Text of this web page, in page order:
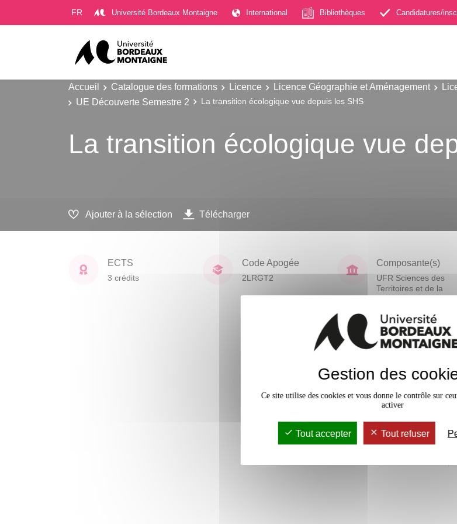
FR Université Bordeaux Montaigne International Bibliothèques Candidatures/
Accueil Catalogue des formations Licence Licence Géographie et Aménagement
UE Découverte Semestre 2
La transition écologique vue depuis les SHS
La transition écologique vue
Ajouter à la sélection Télécharger
ECTS
3 crédits
Code Apogée
2LRGT2
Composante(s)
UFR Sciences des
Territoires et de la
Communication
Gestion des
Ce site utilise des cookies et vous donne le contrôle sur
activer
Tout accepter Tout refuser